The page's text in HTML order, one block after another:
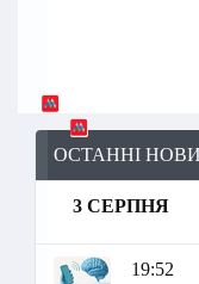
ОСТАННІ
3 СЕРПНЯ
19:52